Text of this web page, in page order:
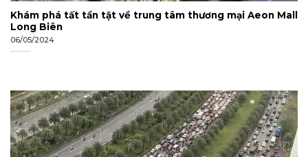
Khám phá tất tần tật về trung tâm thương mại Aeon Mall
Long Biên
06/05/2024